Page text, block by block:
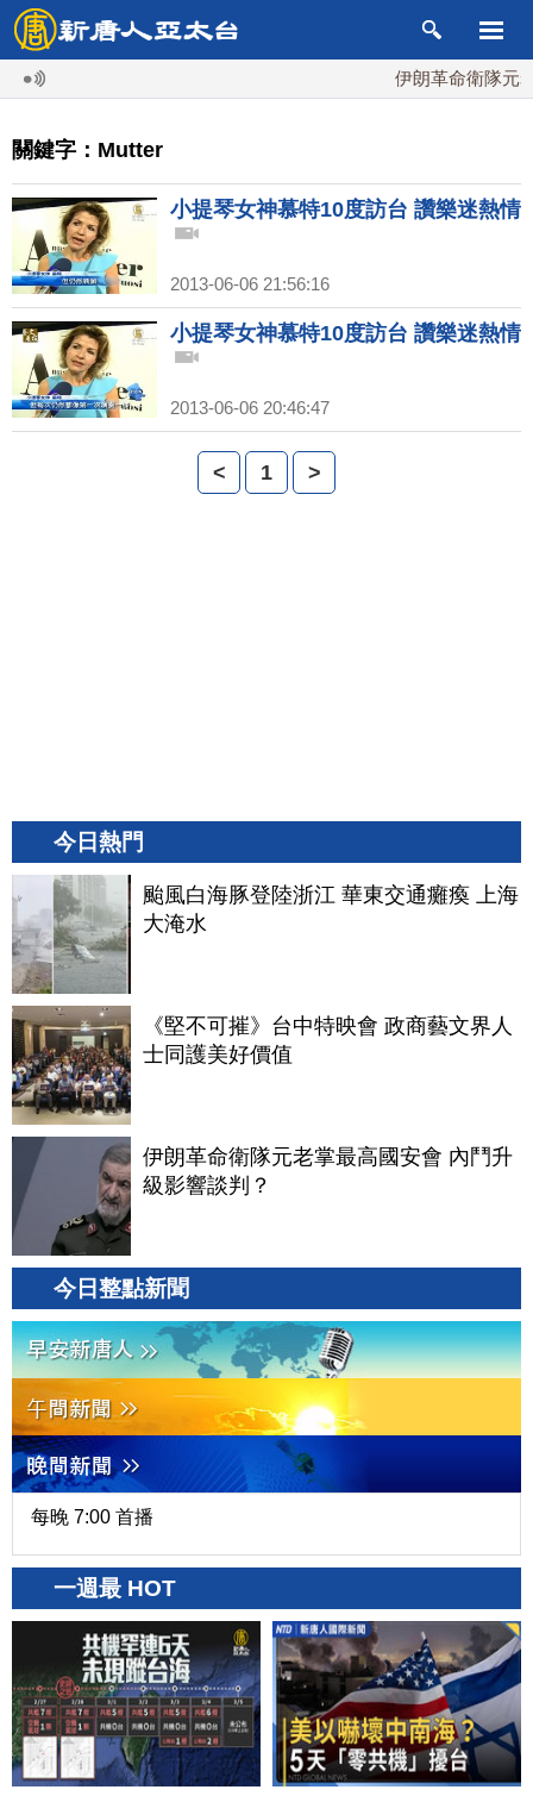
伊朗革命衛隊元
關鍵字：Mutter
小提琴女神慕特10度訪台 讚樂迷熱情
2013-06-06 21:56:16
小提琴女神慕特10度訪台 讚樂迷熱情
2013-06-06 20:46:47
< 1 >
今日熱門
颱風白海豚登陸浙江 華東交通癱瘓 上海
大淹水
《堅不可摧》台中特映會 政商藝文界人
士同護美好價值
伊朗革命衛隊元老掌最高國安會 內鬥升
級影響談判？
今日整點新聞
每晚 7:00 首播
一週最 HOT